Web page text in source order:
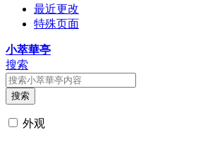
最近更改
特殊页面
小萃華亭
搜索
搜索
外观